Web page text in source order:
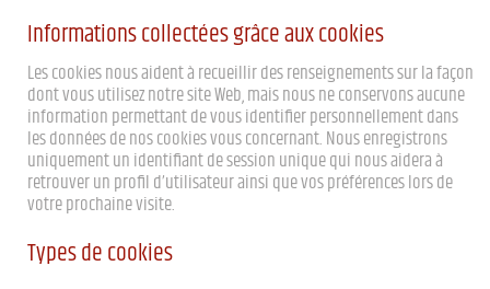
Informations collectées grâce aux cookies
Les cookies nous aident à recueillir des renseignements sur la façon
dont vous utilisez notre site Web, mais nous ne conservons aucune
information permettant de vous identifier personnellement dans
les données de nos cookies vous concernant. Nous enregistrons
uniquement un identifiant de session unique qui nous aidera à
retrouver un profil d’utilisateur ainsi que vos préférences lors de
votre prochaine visite.
Types de cookies